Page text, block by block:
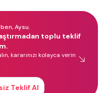
Aysu.
toplu teklif
kararınızı kolayca verin
Teklif Al